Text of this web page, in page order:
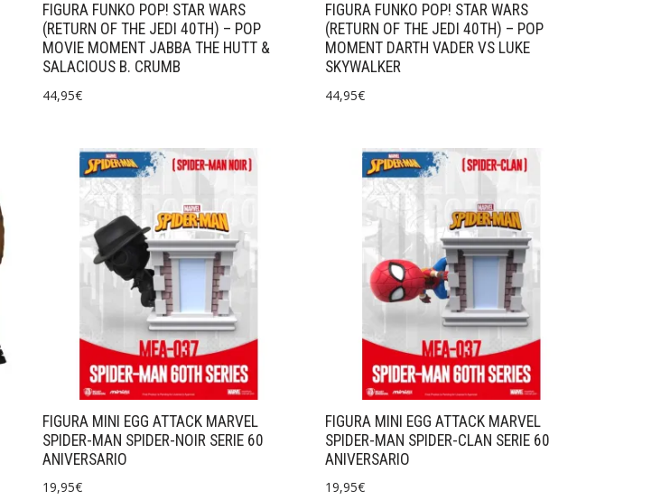
FIGURA FUNKO POP! STAR WARS
(RETURN OF THE JEDI 40TH) – POP
MOVIE MOMENT JABBA THE HUTT &
SALACIOUS B. CRUMB
44,95€
FIGURA FUNKO POP! STAR WARS
(RETURN OF THE JEDI 40TH) – POP
MOMENT DARTH VADER VS LUKE
SKYWALKER
44,95€
FIGURA MINI EGG ATTACK MARVEL
SPIDER-MAN SPIDER-NOIR SERIE 60
ANIVERSARIO
19,95€
FIGURA MINI EGG ATTACK MARVEL
SPIDER-MAN SPIDER-CLAN SERIE 60
ANIVERSARIO
19,95€